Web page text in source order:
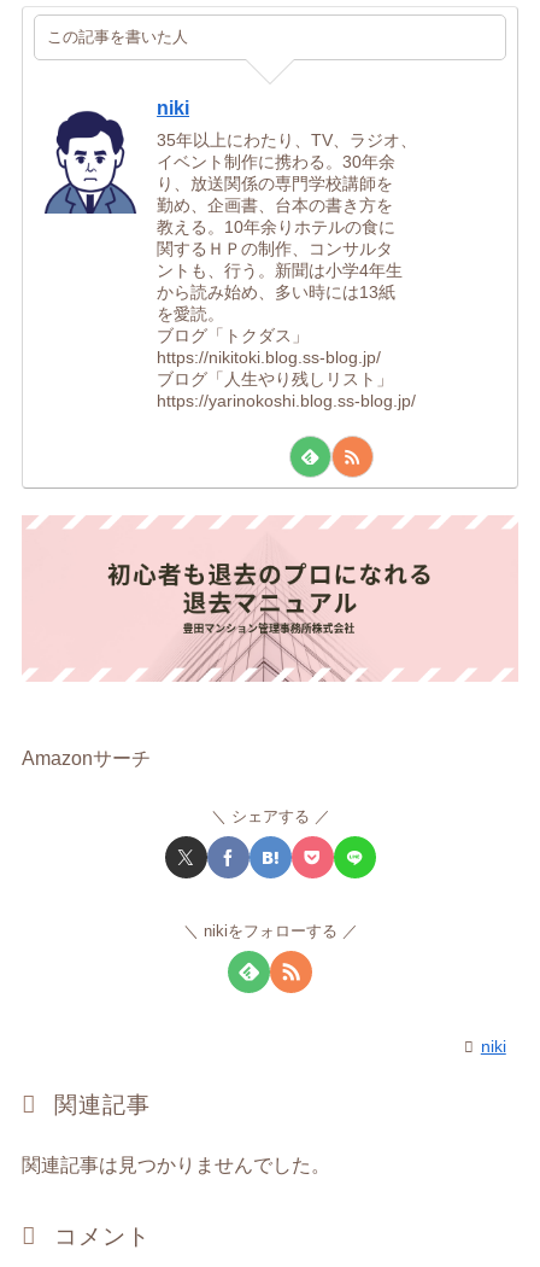
この記事を書いた人
niki
35年以上にわたり、TV、ラジオ、
イベント制作に携わる。30年余
り、放送関係の専門学校講師を
勤め、企画書、台本の書き方を
教える。10年余りホテルの食に
関するＨＰの制作、コンサルタ
ントも、行う。新聞は小学4年生
から読み始め、多い時には13紙
を愛読。
ブログ「トクダス」
https://nikitoki.blog.ss-blog.jp/
ブログ「人生やり残しリスト」
https://yarinokoshi.blog.ss-blog.jp/
Amazonサーチ
シェアする
nikiをフォローする
niki
関連記事
関連記事は見つかりませんでした。
コメント